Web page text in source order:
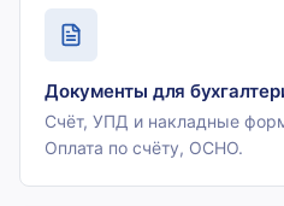
Документы для
Счёт, УПД и накладные
Оплата по счёту, ОСНО.